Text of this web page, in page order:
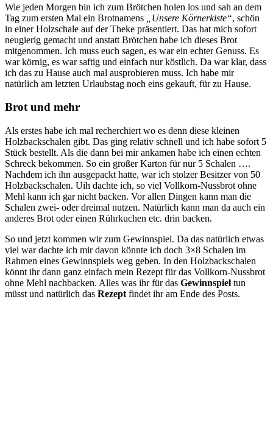
Wie jeden Morgen bin ich zum Brötchen holen los und sah an dem
Tag zum ersten Mal ein Brotnamens
„Unsere Körnerkiste“, schön
in einer Holzschale auf der Theke präsentiert. Das hat mich sofort
neugierig gemacht und anstatt Brötchen habe ich dieses Brot
mitgenommen. Ich muss euch sagen, es war ein echter Genuss. Es
war körnig, es war saftig und einfach nur köstlich. Da war klar, dass
ich das zu Hause auch mal ausprobieren muss. Ich habe mir
natürlich am letzten Urlaubstag noch eins gekauft, für zu Hause.
Brot und mehr
Als erstes habe ich mal recherchiert wo es denn diese kleinen
Holzbackschalen gibt. Das ging relativ schnell und ich habe sofort 5
Stück bestellt. Als die dann bei mir ankamen habe ich einen echten
Schreck bekommen. So ein großer Karton für nur 5 Schalen ….
Nachdem ich ihn ausgepackt hatte, war ich stolzer Besitzer von 50
Holzbackschalen. Uih dachte ich, so viel Vollkorn-Nussbrot ohne
Mehl kann ich gar nicht backen. Vor allen Dingen kann man die
Schalen zwei- oder dreimal nutzen. Natürlich kann man da auch ein
anderes Brot oder einen Rührkuchen etc. drin backen.
So und jetzt kommen wir zum Gewinnspiel. Da das natürlich etwas
viel war dachte ich mir davon könnte ich doch 3×8 Schalen im
Rahmen eines Gewinnspiels weg geben. In den Holzbackschalen
könnt ihr dann ganz einfach mein Rezept für das Vollkorn-Nussbrot
ohne Mehl nachbacken. Alles was ihr für das Gewinnspiel tun
müsst und natürlich das Rezept findet ihr am Ende des Posts.